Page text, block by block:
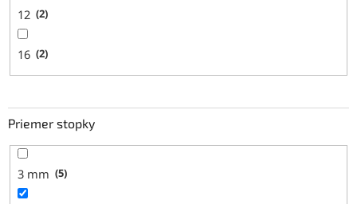
12 2
16 2
Priemer stopky
3 mm 5